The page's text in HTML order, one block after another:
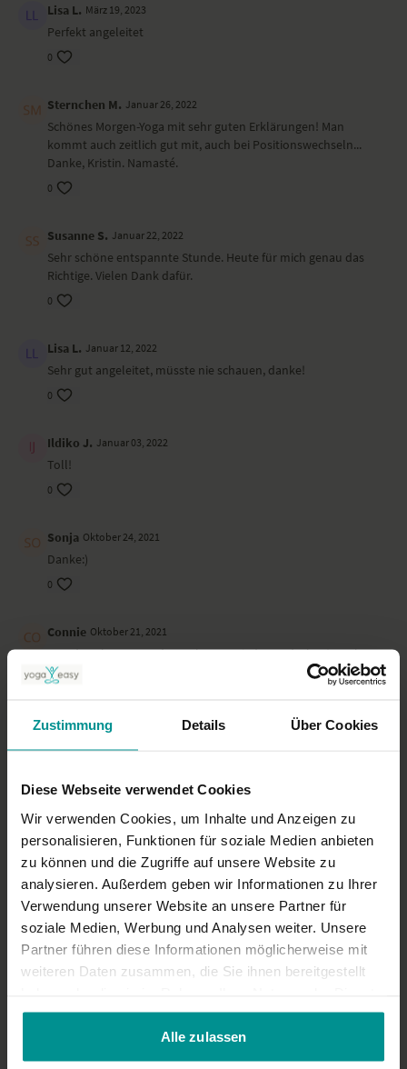
Zustimmung Details Über Cookies
Diese Webseite verwendet Cookies
Wir verwenden Cookies, um Inhalte und Anzeigen zu
personalisieren, Funktionen für soziale Medien anbieten
zu können und die Zugriffe auf unsere Website zu
analysieren. Außerdem geben wir Informationen zu Ihrer
Verwendung unserer Website an unsere Partner für
soziale Medien, Werbung und Analysen weiter. Unsere
Partner führen diese Informationen möglicherweise mit
weiteren Daten zusammen, die Sie ihnen bereitgestellt
gesammelt haben.
Alle zulassen
Lisa L. März 19, 2023
Perfekt angeleitet
0
Sternchen M. Januar 26, 2022
Schönes Morgen-Yoga mit sehr guten Erklärungen! Man
kommt auch zeitlich gut mit, auch bei Positionswechseln...
Danke, Kristin. Namasté.
0
Susanne S. Januar 22, 2022
Sehr schöne entspannte Stunde. Heute für mich genau das
Richtige. Vielen Dank dafür.
0
Lisa L. Januar 12, 2022
Sehr gut angeleitet, müsste nie schauen, danke!
0
Ildiko J. Januar 03, 2022
Toll!
0
Sonja Oktober 24, 2021
Danke:)
0
Connie Oktober 21, 2021
Wunderschöne Stunde, auch zum Wiederentdecken! Danke,
Kristin!
0
Dagmar H. Juli 23, 2021
Wunderbare Anfängerstunde
0
Mehr laden
Ähnliche Videos